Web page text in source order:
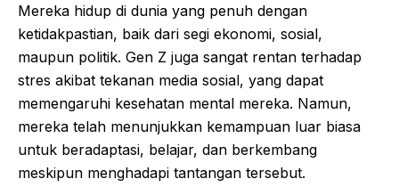
Mereka hidup di dunia yang penuh dengan
ketidakpastian, baik dari segi ekonomi, sosial,
maupun politik. Gen Z juga sangat rentan terhadap
stres akibat tekanan media sosial, yang dapat
memengaruhi kesehatan mental mereka. Namun,
mereka telah menunjukkan kemampuan luar biasa
untuk beradaptasi, belajar, dan berkembang
meskipun menghadapi tantangan tersebut.